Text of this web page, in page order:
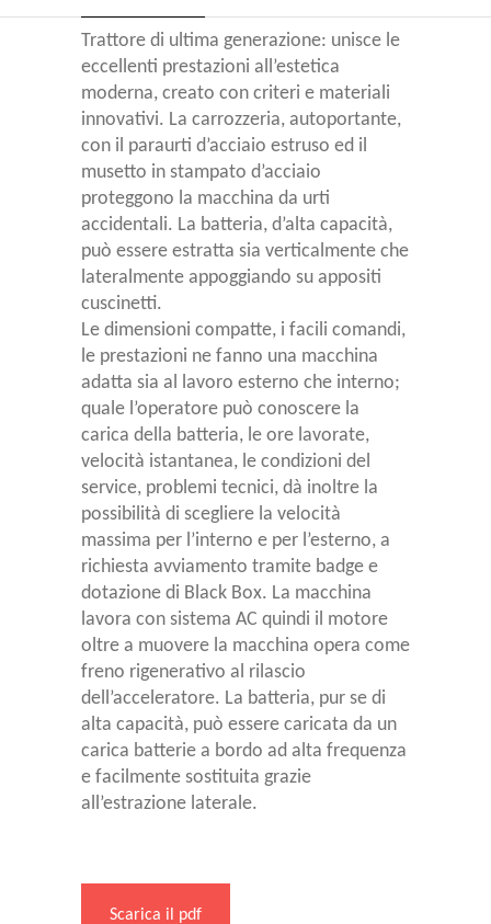
Trattore di ultima generazione: unisce le
eccellenti prestazioni all’estetica
moderna, creato con criteri e materiali
innovativi. La carrozzeria, autoportante,
con il paraurti d’acciaio estruso ed il
musetto in stampato d’acciaio
proteggono la macchina da urti
accidentali. La batteria, d’alta capacità,
può essere estratta sia verticalmente che
lateralmente appoggiando su appositi
cuscinetti.
Le dimensioni compatte, i facili comandi,
le prestazioni ne fanno una macchina
adatta sia al lavoro esterno che interno;
quale l’operatore può conoscere la
carica della batteria, le ore lavorate,
velocità istantanea, le condizioni del
service, problemi tecnici, dà inoltre la
possibilità di scegliere la velocità
massima per l’interno e per l’esterno, a
richiesta avviamento tramite badge e
dotazione di Black Box. La macchina
lavora con sistema AC quindi il motore
oltre a muovere la macchina opera come
freno rigenerativo al rilascio
dell’acceleratore. La batteria, pur se di
alta capacità, può essere caricata da un
carica batterie a bordo ad alta frequenza
e facilmente sostituita grazie
all’estrazione laterale.
Scarica il pdf